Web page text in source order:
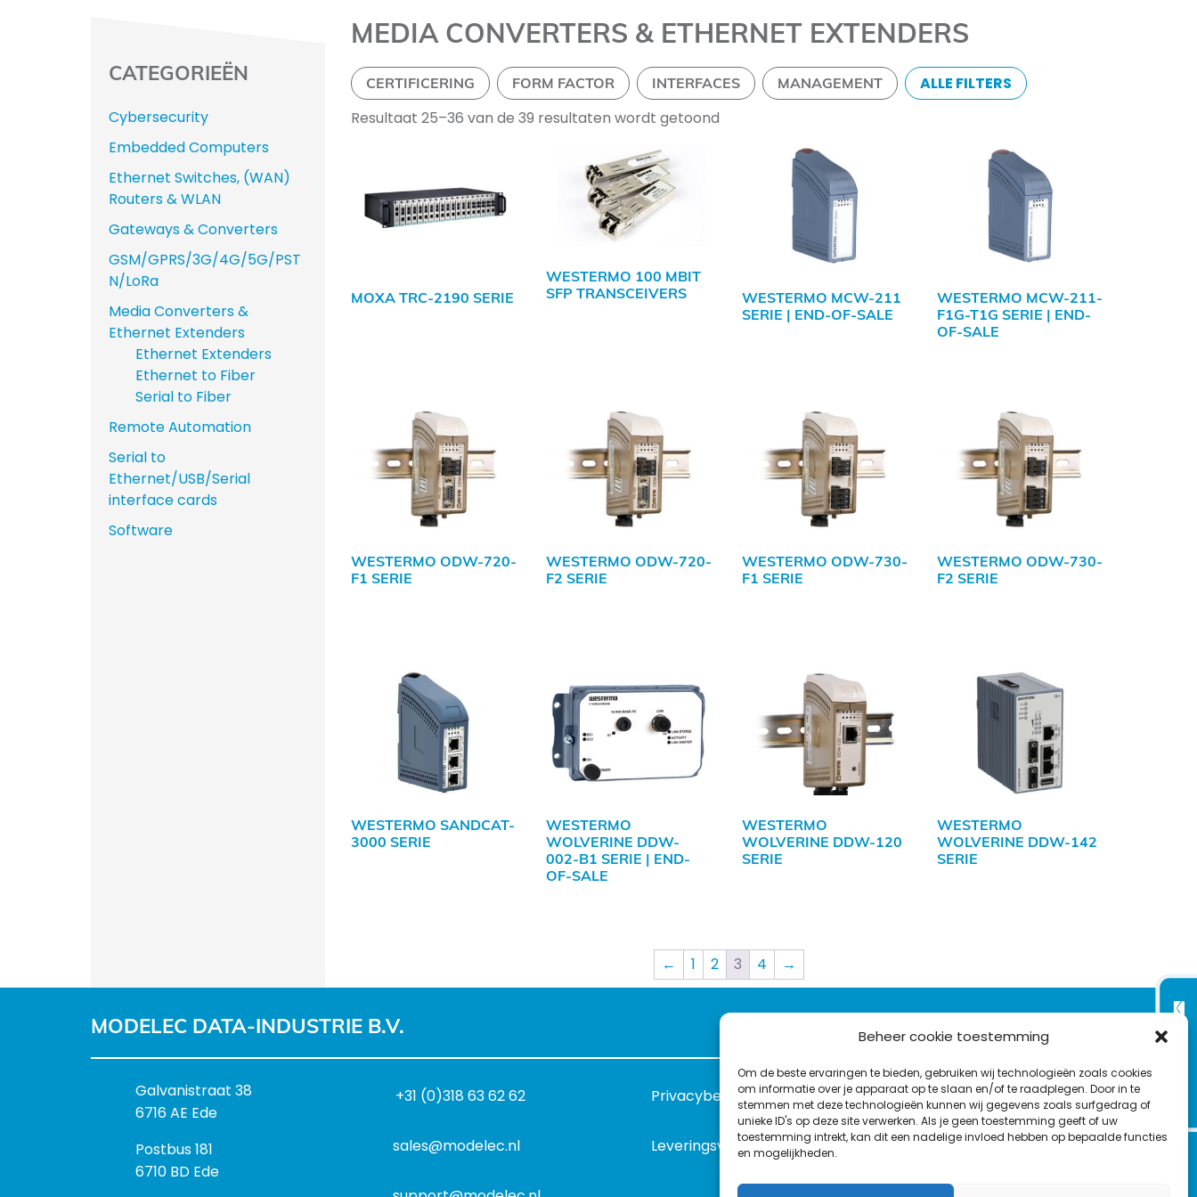
Beheer cookie toestemming
Om de beste ervaringen te bieden, gebruiken wij technologieën zoals cookies
om informatie over je apparaat op te slaan en/of te raadplegen. Door in te
stemmen met deze technologieën kunnen wij gegevens zoals surfgedrag of
unieke ID's op deze site verwerken. Als je geen toestemming geeft of uw
toestemming intrekt, kan dit een nadelige invloed hebben op bepaalde functies
en mogelijkheden.
MEDIA CONVERTERS & ETHERNET EXTENDERS
CERTIFICERING FORM FACTOR INTERFACES MANAGEMENT
ALLE FILTERS
Resultaat 25–36 van de 39 resultaten wordt getoond
MOXA TRC-2190 SERIE
WESTERMO 100 MBIT
SFP TRANSCEIVERS
WESTERMO MCW-211
SERIE | END-OF-SALE
WESTERMO MCW-211-
F1G-T1G SERIE | END-
OF-SALE
WESTERMO ODW-720-
F1 SERIE
WESTERMO ODW-720-
F2 SERIE
WESTERMO ODW-730-
F1 SERIE
WESTERMO ODW-730-
F2 SERIE
WESTERMO SANDCAT-
3000 SERIE
WESTERMO
WOLVERINE DDW-
002-B1 SERIE | END-
OF-SALE
WESTERMO
WOLVERINE DDW-120
SERIE
WESTERMO
WOLVERINE DDW-142
SERIE
← 1 2 3 4 →
CATEGORIEËN
Cybersecurity
Embedded Computers
Ethernet Switches, (WAN)
Routers & WLAN
Gateways & Converters
GSM/GPRS/3G/4G/5G/PST
N/LoRa
Media Converters &
Ethernet Extenders
Ethernet Extenders
Ethernet to Fiber
Serial to Fiber
Remote Automation
Serial to
Ethernet/USB/Serial
interface cards
Software
MODELEC DATA-INDUSTRIE B.V.
B
e
o
e
Galvanistraat 38
6716 AE Ede
P
o
Postbus 181
6710 BD Ede
+31 (0)318 63 62 62
sales@modelec.nl
Privacybeleid
Leveringsvoorwaarden
VOLG ONS OP:
L
i
n
e
T
w
F
a
c
Y
o
u
C
o
n